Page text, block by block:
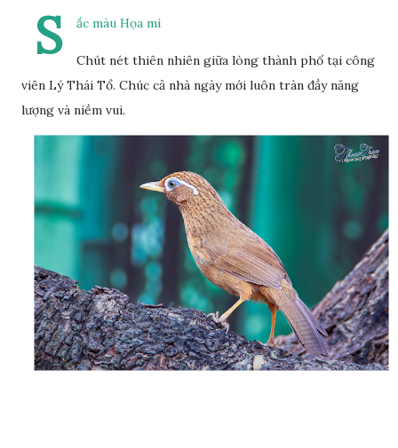
S ắc màu Họa mi
Chút nét thiên nhiên giữa lòng thành phố tại công
viên Lý Thái Tổ. Chúc cả nhà ngày mới luôn tràn đầy năng
lượng và niềm vui.